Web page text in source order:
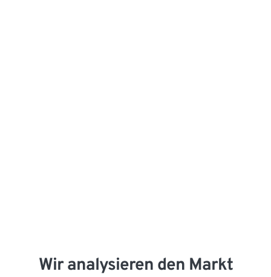
Wir analysieren den Markt